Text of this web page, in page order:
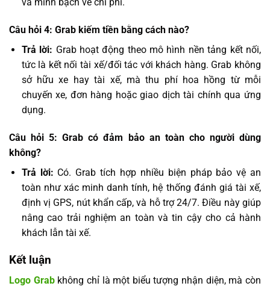
và minh bạch về chi phí.
Câu hỏi 4: Grab kiếm tiền bằng cách nào?
Trả lời: Grab hoạt động theo mô hình nền tảng kết nối,
tức là kết nối tài xế/đối tác với khách hàng. Grab không
sở hữu xe hay tài xế, mà thu phí hoa hồng từ mỗi
chuyến xe, đơn hàng hoặc giao dịch tài chính qua ứng
dụng.
Câu hỏi 5: Grab có đảm bảo an toàn cho người dùng
không?
Trả lời: Có. Grab tích hợp nhiều biện pháp bảo vệ an
toàn như xác minh danh tính, hệ thống đánh giá tài xế,
định vị GPS, nút khẩn cấp, và hỗ trợ 24/7. Điều này giúp
nâng cao trải nghiệm an toàn và tin cậy cho cả hành
khách lẫn tài xế.
Kết luận
Logo Grabkhông chỉ là một biểu tượng nhận diện, mà còn